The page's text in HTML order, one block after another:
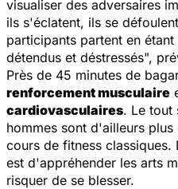
visualiser des adversaires
ils s'éclatent, ils se
participants partent en
détendus et déstressés",
Près de 45 minutes de
renforcement musculaire
cardiovasculaires. Le tout
hommes sont d'ailleurs
cours de fitness classiques.
est d'appréhender les arts
risquer de se blesser.